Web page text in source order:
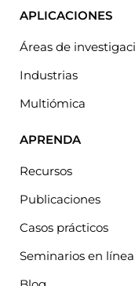
APLICACIONES
Áreas de
Industrias
Multiómica
APRENDA
Recursos
Publicaciones
Casos prácticos
Seminarios en línea